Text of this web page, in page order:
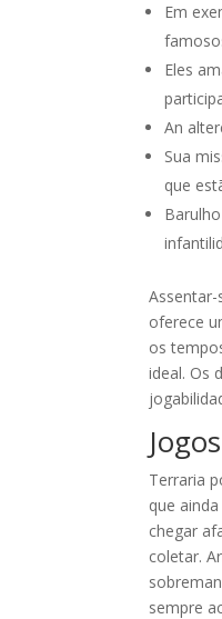
Em
Eles
An
Sua
que
oferece
os
ideal. Os
Terraria
que
chegar
coletar.
sempre